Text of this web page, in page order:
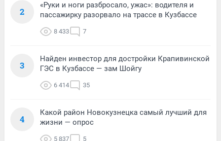
2
«Руки и ноги разбросало, ужас»: водителя и
пассажирку разорвало на трассе в Кузбассе
8 433 7
3
Найден инвестор для достройки Крапивинской
ГЭС в Кузбассе — зам Шойгу
6 414 35
4
Какой район Новокузнецка самый лучший для
жизни — опрос
5 837 5